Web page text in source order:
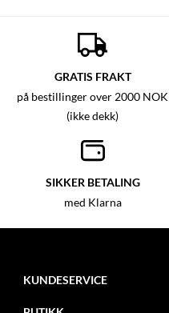
GRATIS FRAKT
på bestillinger over 2000 NOK
(ikke dekk)
SIKKER BETALING
med Klarna
KUNDESERVICE